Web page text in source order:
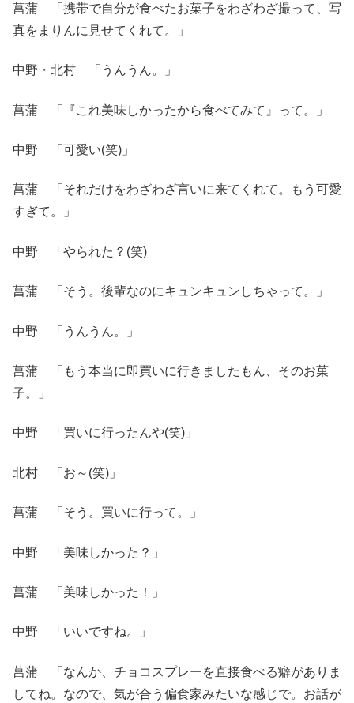
菖蒲 「携帯で自分が食べたお菓子をわざわざ撮って、写
真をまりんに見せてくれて。」
中野・北村 「うんうん。」
菖蒲 「『これ美味しかったから食べてみて』って。」
中野 「可愛い(笑)」
菖蒲 「それだけをわざわざ言いに来てくれて。もう可愛
すぎて。」
中野 「やられた？(笑)
菖蒲 「そう。後輩なのにキュンキュンしちゃって。」
中野 「うんうん。」
菖蒲 「もう本当に即買いに行きましたもん、そのお菓
子。」
中野 「買いに行ったんや(笑)」
北村 「お～(笑)」
菖蒲 「そう。買いに行って。」
中野 「美味しかった？」
菖蒲 「美味しかった！」
中野 「いいですね。」
菖蒲 「なんか、チョコスプレーを直接食べる癖がありま
してね。なので、気が合う偏食家みたいな感じで。お話が